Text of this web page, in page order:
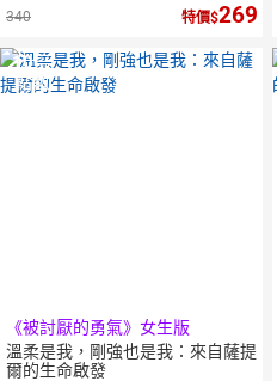
340
特價 269
10倍
點數
《被討厭的勇氣》女生版
溫柔是我，剛強也是我：來自薩提
爾的生命啟發